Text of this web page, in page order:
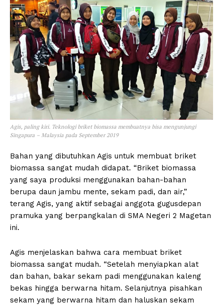
Agis, paling kiri. Teknologi briket biomassa membuatnya bisa mengunjungi
Singapura – Malaysia pada September 2019
Bahan yang dibutuhkan Agis untuk membuat briket
biomassa sangat mudah didapat. “Briket biomassa
yang saya produksi menggunakan bahan-bahan
berupa daun jambu mente, sekam padi, dan air,”
terang Agis, yang aktif sebagai anggota gugusdepan
pramuka yang berpangkalan di SMA Negeri 2 Magetan
ini.
Agis menjelaskan bahwa cara membuat briket
biomassa sangat mudah. “Setelah menyiapkan alat
dan bahan, bakar sekam padi menggunakan kaleng
bekas hingga berwarna hitam. Selanjutnya pisahkan
sekam yang berwarna hitam dan haluskan sekam